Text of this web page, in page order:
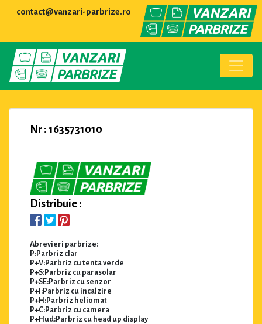
contact@vanzari-parbrize.ro
Nr : 1635731010
Distribuie :
Abrevieri parbrize:
P:Parbriz clar
P+V:Parbriz cu tenta verde
P+S:Parbriz cu parasolar
P+SE:Parbriz cu senzor
P+I:Parbriz cu incalzire
P+H:Parbriz heliomat
P+C:Parbriz cu camera
P+Hud:Parbriz cu head up display